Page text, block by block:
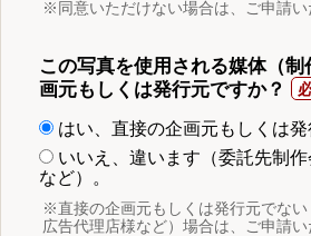
※同意いただけない場合は、ご申請い
この写真を使用される媒体（
画元もしくは発行元ですか？
はい、直接の企画元もしくは発
いいえ、違います（委託先制
など）。
※直接の企画元もしくは発行元でない
広告代理店様など）場合は、ご申請い